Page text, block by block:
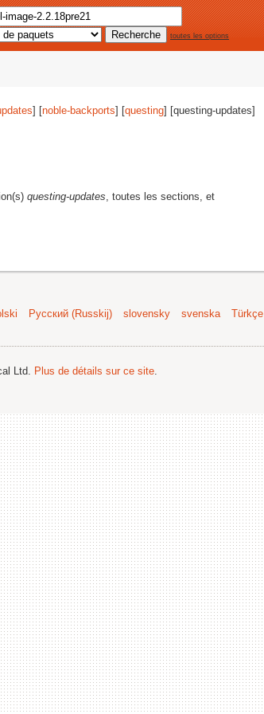
toutes les options
] [noble-backports] [questing] [questing-updates]
questing-updates, toutes les sections, et
Русский (Russkij) slovensky svenska
Türkçe
Ltd. Plus de détails sur ce site.